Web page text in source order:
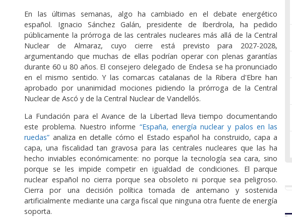
En las últimas semanas, algo ha cambiado en el debate energético
español. Ignacio Sánchez Galán, presidente de Iberdrola, ha pedido
públicamente la prórroga de las centrales nucleares más allá de la Central
Nuclear de Almaraz, cuyo cierre está previsto para 2027-2028,
argumentando que muchas de ellas podrían operar con plenas garantías
durante 60 u 80 años. El consejero delegado de Endesa se ha pronunciado
en el mismo sentido. Y las comarcas catalanas de la Ribera d'Ebre han
aprobado por unanimidad mociones pidiendo la prórroga de la Central
Nuclear de Ascó y de la Central Nuclear de Vandellós.
La Fundación para el Avance de la Libertad lleva tiempo documentando
este problema. Nuestro informe “España, energía nuclear y palos en las
ruedas” analiza en detalle cómo el Estado español ha construido, capa a
capa, una fiscalidad tan gravosa para las centrales nucleares que las ha
hecho inviables económicamente: no porque la tecnología sea cara, sino
porque se les impide competir en igualdad de condiciones. El parque
nuclear español no cierra porque sea obsoleto ni porque sea peligroso.
Cierra por una decisión política tomada de antemano y sostenida
artificialmente mediante una carga fiscal que ninguna otra fuente de energía
soporta.